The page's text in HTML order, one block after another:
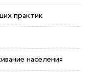
практик
населения